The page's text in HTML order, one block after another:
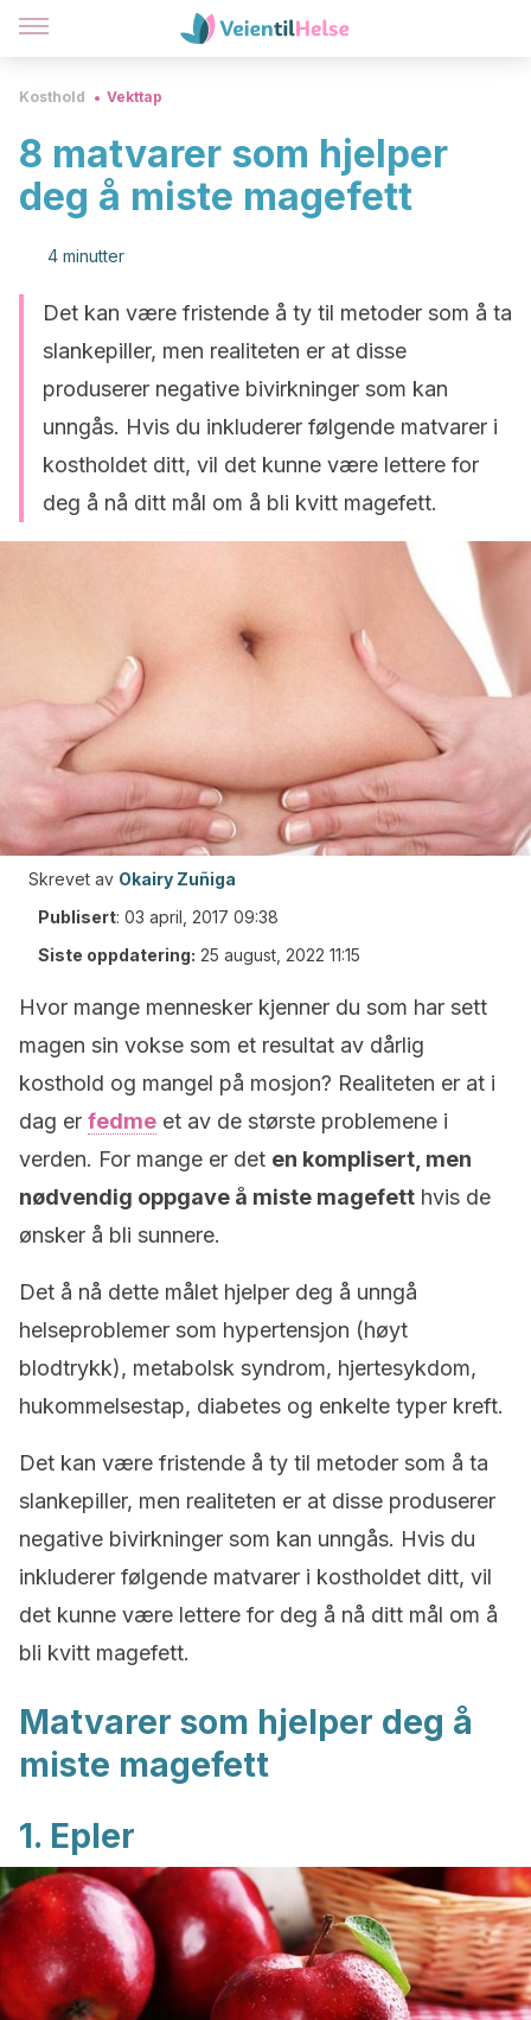
Kosthold Vekttap
8 matvarer som hjelper
deg å miste magefett
4 minutter
Det kan være fristende å ty til metoder som å ta
slankepiller, men realiteten er at disse
produserer negative bivirkninger som kan
unngås. Hvis du inkluderer følgende matvarer i
kostholdet ditt, vil det kunne være lettere for
deg å nå ditt mål om å bli kvitt magefett.
Skrevet av Okairy Zuñiga
Publisert: 03 april, 2017 09:38
Siste oppdatering: 25 august, 2022 11:15
Hvor mange mennesker kjenner du som har sett
magen sin vokse som et resultat av dårlig
kosthold og mangel på mosjon? Realiteten er at i
dag er fedme et av de største problemene i
verden. For mange er det en komplisert, men
nødvendig oppgave å miste magefett hvis de
ønsker å bli sunnere.
Det å nå dette målet hjelper deg å unngå
helseproblemer som hypertensjon (høyt
blodtrykk), metabolsk syndrom, hjertesykdom,
hukommelsestap, diabetes og enkelte typer kreft.
Det kan være fristende å ty til metoder som å ta
slankepiller, men realiteten er at disse produserer
negative bivirkninger som kan unngås. Hvis du
inkluderer følgende matvarer i kostholdet ditt, vil
det kunne være lettere for deg å nå ditt mål om å
bli kvitt magefett.
Matvarer som hjelper deg å
miste magefett
1. Epler